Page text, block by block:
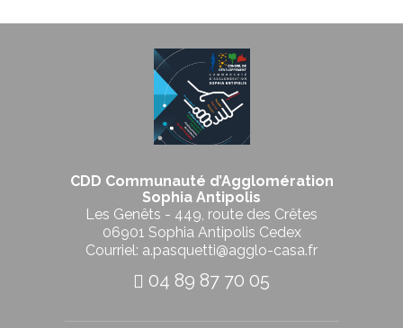
CDD Communauté d’Agglomération
Sophia Antipolis
Les Genêts - 449, route des Crêtes
06901 Sophia Antipolis Cedex
Courriel: a.pasquetti@agglo-casa.fr
04 89 87 70 05